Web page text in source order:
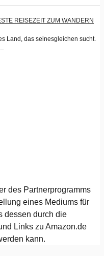
REISEZEIT ZUM WANDERN
Land, das seinesgleichen sucht.
des Partnerprogramms
eines Mediums für
dessen durch die
Links zu Amazon.de
kann.